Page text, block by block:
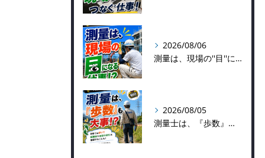
2026/08/06
測量は、現場の''目''になる仕事！？
2026/08/05
測量士は、『歩数』も大事！？